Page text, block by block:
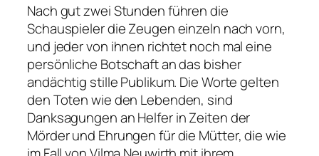
Nach gut zwei Stunden führen die
Schauspieler die Zeugen einzeln nach vorn,
und jeder von ihnen richtet noch mal eine
persönliche Botschaft an das bisher
andächtig stille Publikum. Die Worte gelten
den Toten wie den Lebenden, sind
Danksagungen an Helfer in Zeiten der
Mörder und Ehrungen für die Mütter, die wie